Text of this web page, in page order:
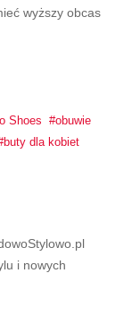
wyższy obcas
Shoes
obuwie
buty dla kobiet
i nowych